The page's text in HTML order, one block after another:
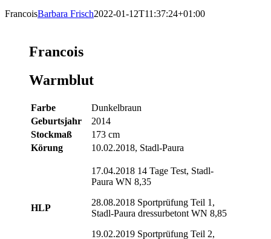
FrancoisBarbara Frisch2022-01-12T11:37:24+01:00
Francois
Warmblut
Farbe
Dunkelbraun
Geburtsjahr
2014
Stockmaß
173 cm
Körung
10.02.2018, Stadl-Paura
HLP
17.04.2018 14 Tage Test, Stadl-
Paura WN 8,35
28.08.2018 Sportprüfung Teil 1,
Stadl-Paura dressurbetont WN 8,85
19.02.2019 Sportprüfung Teil 2,